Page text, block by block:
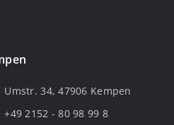
Umstr. 34, 47906 Kempen
+49 2152 - 80 98 99 8